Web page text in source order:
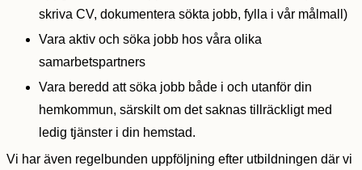
skriva CV, dokumentera sökta jobb, fylla i vår målmall)
Vara aktiv och söka jobb hos våra olika
samarbetspartners
Vara beredd att söka jobb både i och utanför din
hemkommun, särskilt om det saknas tillräckligt med
ledig tjänster i din hemstad.
Vi har även regelbunden uppföljning efter utbildningen där vi